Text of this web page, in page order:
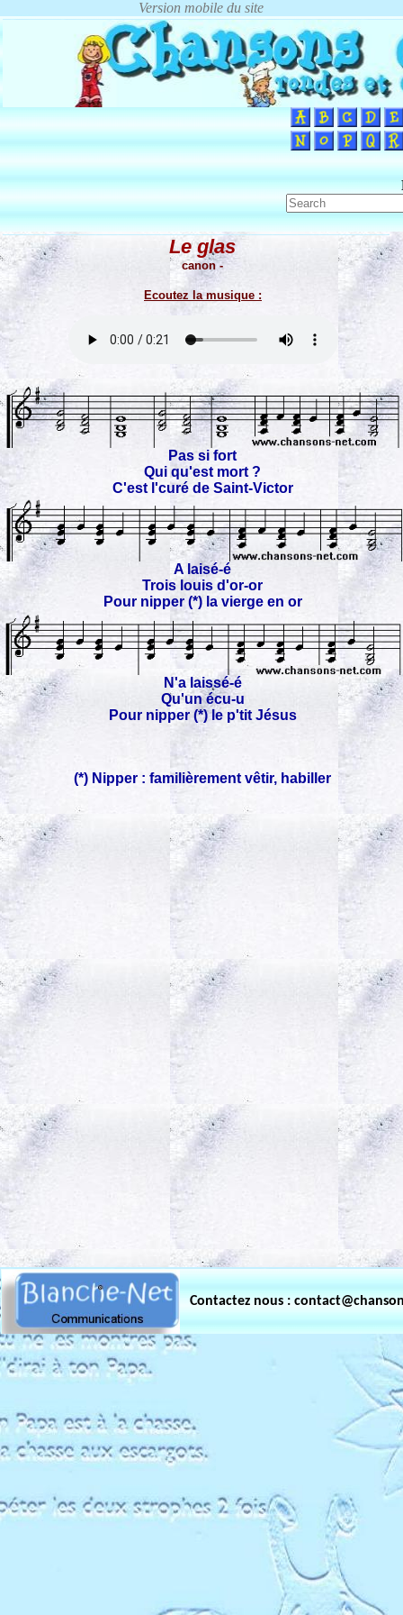
Le glas
canon -
Ecoutez la musique :
Pas si fort
Qui qu'est mort ?
C'est l'curé de Saint-Victor
A laisé-é
Trois louis d'or-or
Pour nipper (*) la vierge en or
N'a laissé-é
Qu'un écu-u
Pour nipper (*) le p'tit Jésus
(*) Nipper : familièrement vêtir, habiller
Contactez nous :